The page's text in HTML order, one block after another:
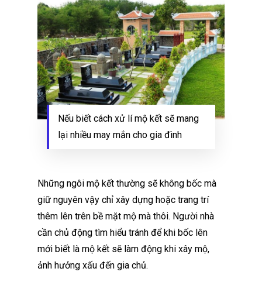
Nếu biết cách xử lí mộ kết sẽ mang
lại nhiều may mắn cho gia đình
Những ngôi mộ kết thường sẽ không bốc mà
giữ nguyên vậy chỉ xây dựng hoặc trang trí
thêm lên trên bề mặt mộ mà thôi. Người nhà
cần chủ động tìm hiểu tránh để khi bốc lên
mới biết là mộ kết sẽ làm động khi xây mộ,
ảnh hưởng xấu đến gia chủ.